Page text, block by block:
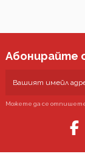
Абонирайте
Можете да се отпишете